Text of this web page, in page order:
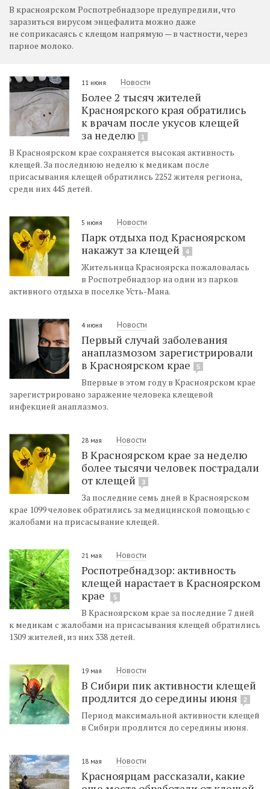
В красноярском Роспотребнадзоре предупредили, что
заразиться вирусом энцефалита можно даже
не соприкасаясь с клещом напрямую — в частности, через
парное молоко.
11 июня Новости
Более 2 тысяч жителей
Красноярского края обратились
к врачам после укусов клещей
за неделю
1
В Красноярском крае сохраняется высокая активность
клещей. За последнюю неделю к медикам после
присасывания клещей обратились 2252 жителя региона,
среди них 445 детей.
5 июня Новости
Парк отдыха под Красноярском
накажут за клещей
4
Жительница Красноярска пожаловалась
в Роспотребнадзор на один из парков
активного отдыха в поселке Усть-Мана.
4 июня Новости
Первый случай заболевания
анаплазмозом зарегистрировали
в Красноярском крае
5
Впервые в этом году в Красноярском крае
зарегистрировано заражение человека клещевой
инфекцией анаплазмоз.
28 мая Новости
В Красноярском крае за неделю
более тысячи человек пострадали
от клещей
3
За последние семь дней в Красноярском
крае 1099 человек обратились за медицинской помощью с
жалобами на присасывание клещей.
21 мая Новости
Роспотребнадзор: активность
клещей нарастает в Красноярском
крае
5
В Красноярском крае за последние 7 дней
к медикам с жалобами на присасывания клещей обратились
1309 жителей, из них 338 детей.
19 мая Новости
В Сибири пик активности клещей
продлится до середины июня
2
Период максимальной активности клещей
в Сибири продлится до середины июня.
18 мая Новости
Красноярцам рассказали, какие